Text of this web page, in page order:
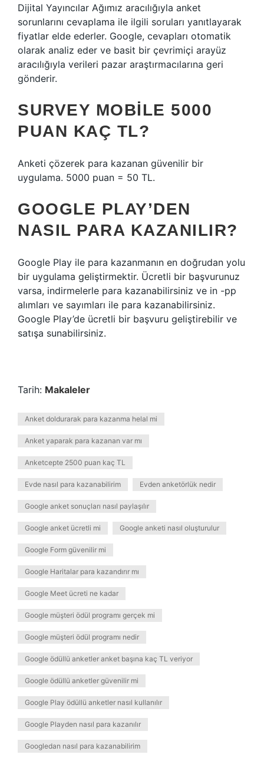
Dijital Yayıncılar Ağımız aracılığıyla anket
sorunlarını cevaplama ile ilgili soruları yanıtlayarak
fiyatlar elde ederler. Google, cevapları otomatik
olarak analiz eder ve basit bir çevrimiçi arayüz
aracılığıyla verileri pazar araştırmacılarına geri
gönderir.
SURVEY MOBILE 5000
PUAN KAÇ TL?
Anketi çözerek para kazanan güvenilir bir
uygulama. 5000 puan = 50 TL.
GOOGLE PLAY’DEN
NASIL PARA KAZANILIR?
Google Play ile para kazanmanın en doğrudan yolu
bir uygulama geliştirmektir. Ücretli bir başvurunuz
varsa, indirmelerle para kazanabilirsiniz ve in -pp
alımları ve sayımları ile para kazanabilirsiniz.
Google Play’de ücretli bir başvuru geliştirebilir ve
satışa sunabilirsiniz.
Tarih: Makaleler
Anket doldurarak para kazanma helal mi
Anket yaparak para kazanan var mı
Anketcepte 2500 puan kaç TL
Evde nasıl para kazanabilirim Evden anketörlük nedir
Google anket sonuçları nasıl paylaşılır
Google anket ücretli mi Google anketi nasıl oluşturulur
Google Form güvenilir mi
Google Haritalar para kazandırır mı
Google Meet ücreti ne kadar
Google müşteri ödül programı gerçek mi
Google müşteri ödül programı nedir
Google ödüllü anketler anket başına kaç TL veriyor
Google ödüllü anketler güvenilir mi
Google Play ödüllü anketler nasıl kullanılır
Google Playden nasıl para kazanılır
Googledan nasıl para kazanabilirim